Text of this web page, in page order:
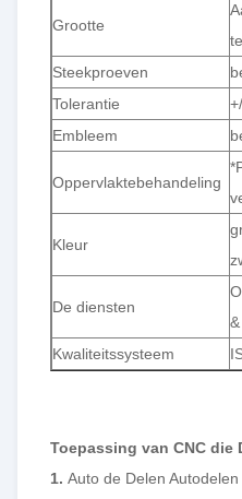
Grootte
Steekproeven
Tolerantie
Embleem
Oppervlaktebehandeling
Kleur
De diensten
Kwaliteitssysteem
Toepassing van CNC die
1. Auto de Delen